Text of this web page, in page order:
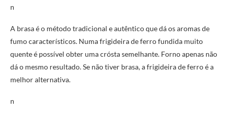
n
A brasa é o método tradicional e autêntico que dá os aromas de
fumo característicos. Numa frigideira de ferro fundida muito
quente é possível obter uma crósta semelhante. Forno apenas não
dá o mesmo resultado. Se não tiver brasa, a frigideira de ferro é a
melhor alternativa.
n